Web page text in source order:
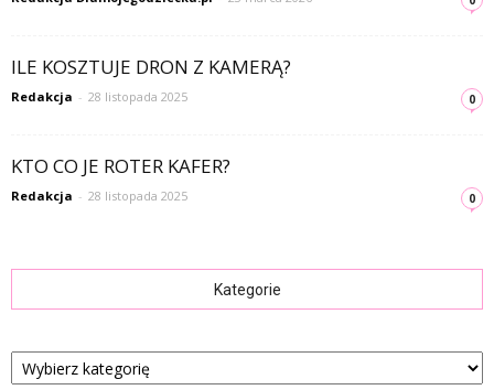
ILE KOSZTUJE DRON Z KAMERĄ?
Redakcja - 28 listopada 2025 0
KTO CO JE ROTER KAFER?
Redakcja - 28 listopada 2025 0
Kategorie
Kategorie